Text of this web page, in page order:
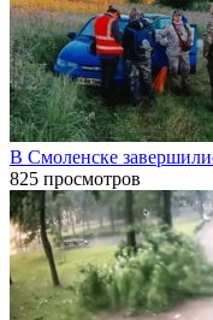
В Смоленске
825 просмотров